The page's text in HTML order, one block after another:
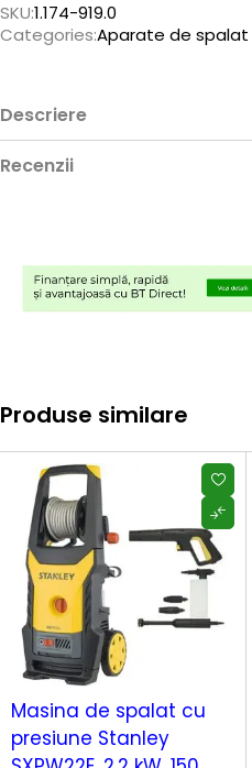
SKU:1.174-919.0
Categories:Aparate de spalat
Descriere
Recenzii
Produse similare
Masina de spalat cu
presiune Stanley